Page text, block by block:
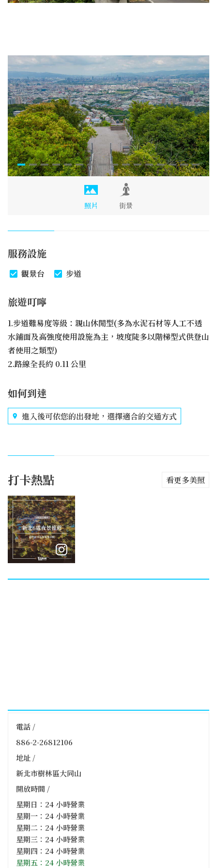
照片 街景
服務設施
觀景台 步道
旅遊叮嚀
1.步道難易度等級：親山休閒型(多為水泥石材等人工不透
水鋪面及高強度使用設施為主，坡度陡多以階梯型式供登山
者使用之類型)
2.路線全長約 0.11 公里
如何到達
進入後可依您的出發地，選擇適合的交通方式
打卡熱點 看更多美照
電話 /
886-2-26812106
地址 /
新北市樹林區大同山
開放時間 /
星期日：24 小時營業
星期一：24 小時營業
星期二：24 小時營業
星期三：24 小時營業
星期四：24 小時營業
星期五：24 小時營業